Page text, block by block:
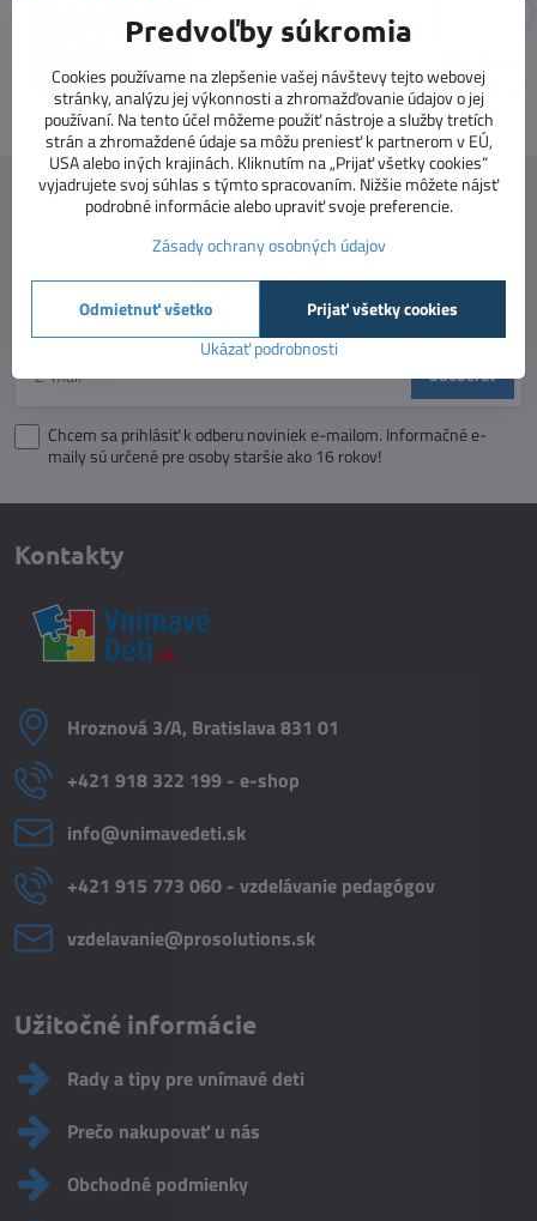
Newsletter
Odoberať naše novinky:
Odoberať
Chcem sa prihlásiť k odberu noviniek e-mailom. Informačné e-
maily sú určené pre osoby staršie ako 16 rokov!
Kontakty
Hroznová 3/A, Bratislava 831 01
+421 918 322 199 - e-shop
info​@vnimavedeti​.sk
+421 915 773 060 - vzdelávanie pedagógov
vzdelavanie​@prosolutions​.sk
Užitočné informácie
Rady a tipy pre vnímavé deti
Prečo nakupovať u nás
Obchodné podmienky
Predvoľby súkromia
Cookies používame na zlepšenie vašej návštevy tejto webovej
stránky, analýzu jej výkonnosti a zhromažďovanie údajov o jej
používaní. Na tento účel môžeme použiť nástroje a služby tretích
strán a zhromaždené údaje sa môžu preniesť k partnerom v EÚ,
USA alebo iných krajinách. Kliknutím na „Prijať všetky cookies“
vyjadrujete svoj súhlas s týmto spracovaním. Nižšie môžete nájsť
podrobné informácie alebo upraviť svoje preferencie.
Zásady ochrany osobných údajov
Ukázať podrobnosti
Prijať všetky cookies
Odmietnuť všetko